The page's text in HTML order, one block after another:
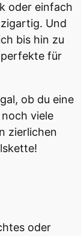
oder einfach
Und
bis hin zu
perfekte für
ob du eine
viele
zierlichen
oder